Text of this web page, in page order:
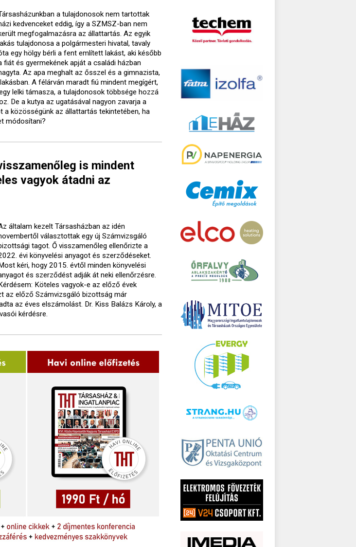
a tulajdonosok nem tartottak
kedvenceket eddig, így a SZMSZ-ban nem
megfogalmazásra az állattartás. Az egyik
tulajdonosa a polgármesteri hivatal, tavaly
egy hölgy bérli a fent említett lakást, aki később
fiát és gyermekének apját a családi házban
Az apa meghalt az ősszel és a gimnazista,
A félárván maradt fiú mindent megígért,
lelki támasza, a tulajdonosok többsége hozzá
De a kutya az ugatásával nagyon zavarja a
közösségünk az állattartás tekintetében, ha
módosítani?
is mindent
vagyok átadni az
általam kezelt Társasházban az idén
választottak egy új Számvizsgáló
tagot. Ő visszamenőleg ellenőrizte a
évi könyvelési anyagot és szerződéseket.
kéri, hogy 2015. évtől minden könyvelési
és szerződést adják át neki ellenőrzésre.
Köteles vagyok-e az előző évek
az előző Számvizsgáló bizottság már
az éves elszámolást. Dr. Kiss Balázs Károly, a
kérdésre.